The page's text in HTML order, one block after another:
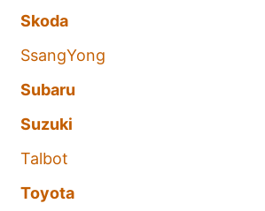
Skoda
SsangYong
Subaru
Suzuki
Talbot
Toyota